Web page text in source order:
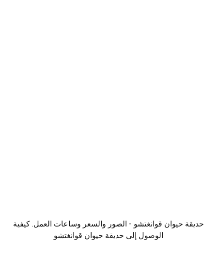
حديقة حيوان قوانغتشو - الصور والسعر وساعات العمل. كيفية
الوصول إلى حديقة حيوان قوانغتشو